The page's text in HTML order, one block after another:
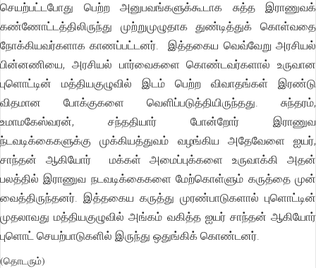
செயற்பட்டபோது பெற்ற அனுபவங்களுக்கூடாக சுத்த இராணுவக்
கண்ணோட்டத்திலிருந்து முற்றுமுழுதாக துண்டித்துக் கொள்வதை
நோக்கியவர்களாக காணப்பட்டனர். இத்தகைய வெவ்வேறு அரசியல்
பின்னணியை, அரசியல் பார்வைகளை கொண்டவர்களால் உருவான
புளொட்டின் மத்தியகுழுவில் இடம் பெற்ற விவாதங்கள் இரண்டு
விதமான போக்குகளை வெளிப்படுத்தியிருந்தது. சுந்தரம்,
உமாமகேஸ்வரன், சந்ததியார் போன்றோர் இராணுவ
ந்டவடிக்கைகளுக்கு முக்கியத்துவம் வழங்கிய அதேவேளை ஐயர்,
சாந்தன் ஆகியோர் மக்கள் அமைப்புக்களை உருவாக்கி அதன்
பலத்தில் இராணுவ நடவடிக்கைகளை மேற்கொள்ளும் கருத்தை முன்
வைத்திருந்தனர். இத்தகைய கருத்து முரண்பாடுகளால் புளொட்டின்
முதலாவது மத்தியகுழுவில் அங்கம் வகித்த ஐயர் சாந்தன் ஆகியோர்
புளொட் செயற்பாடுகளில் இருந்து ஒதுங்கிக் கொண்டனர்.
(தொடரும்)